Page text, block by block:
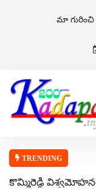
మా గురించి
TRENDING
కొమ్మిరెడ్డి